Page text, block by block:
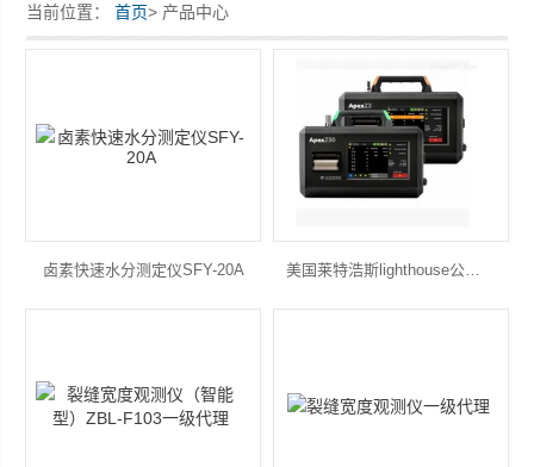
当前位置：首页> 产品中心
卤素快速水分测定仪SFY-20A 美国莱特浩斯lighthouse公司尘埃粒子计数器